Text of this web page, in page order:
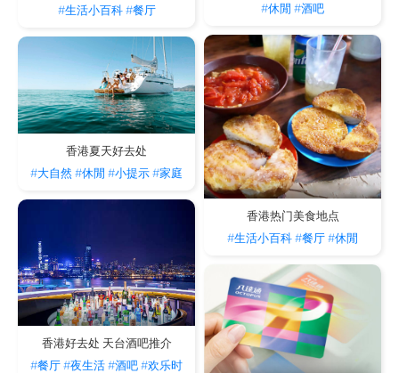
#生活小百科 #餐厅
#休閒 #酒吧
香港热门美食地点
#生活小百科#餐厅#休閒
香港夏天好去处
#大自然#休閒 #小提示#家庭
香港好去处 天台酒吧推介
#餐厅#夜生活#酒吧#欢乐时